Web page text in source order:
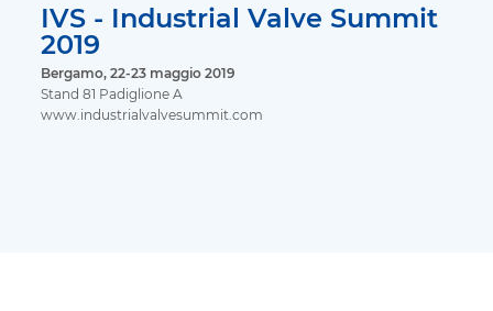
IVS - Industrial Valve Summit
2019
Bergamo, 22-23 maggio 2019
Stand 81 Padiglione A
www.industrialvalvesummit.com